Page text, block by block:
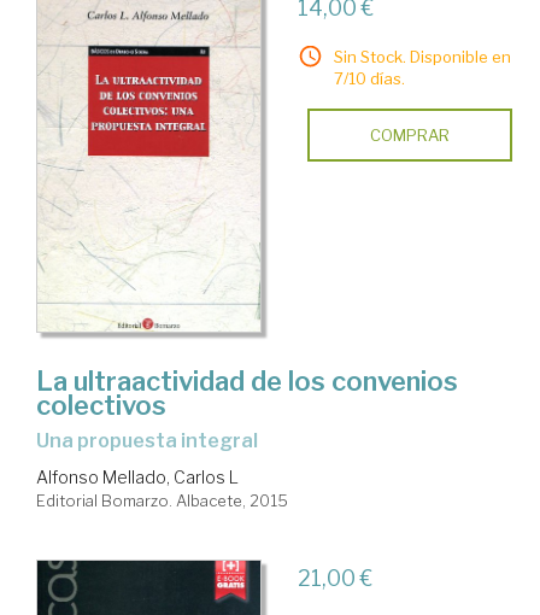
14,00 €
Sin Stock. Disponible en
7/10 días.
COMPRAR
La ultraactividad de los convenios
colectivos
una propuesta integral
Alfonso Mellado, Carlos L
Editorial Bomarzo. Albacete, 2015
21,00 €